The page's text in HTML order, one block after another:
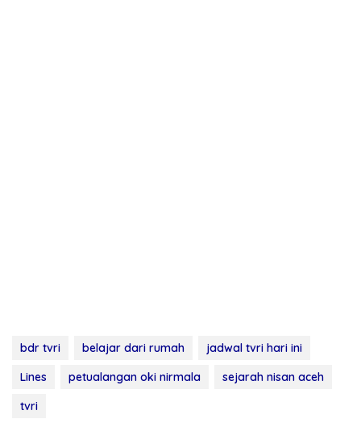
bdr tvri belajar dari rumah
jadwal tvri hari ini
Lines
petualangan oki nirmala
sejarah nisan aceh
tvri